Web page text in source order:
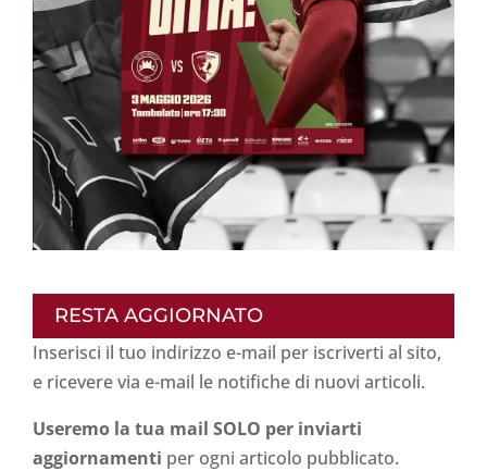
RESTA AGGIORNATO
Inserisci il tuo indirizzo e-mail per iscriverti al sito,
e ricevere via e-mail le notifiche di nuovi articoli.
Useremo la tua mail SOLO per inviarti
aggiornamenti per ogni articolo pubblicato.